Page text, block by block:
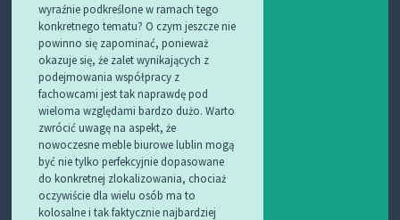
wyraźnie podkreślone w ramach tego
konkretnego tematu? O czym jeszcze nie
powinno się zapominać, ponieważ
okazuje się, że zalet wynikających z
podejmowania współpracy z
fachowcami jest tak naprawdę pod
wieloma względami bardzo dużo. Warto
zwrócić uwagę na aspekt, że
nowoczesne meble biurowe lublin mogą
być nie tylko perfekcyjnie dopasowane
do konkretnej zlokalizowania, chociaż
oczywiście dla wielu osób ma to
kolosalne i tak faktycznie najbardziej